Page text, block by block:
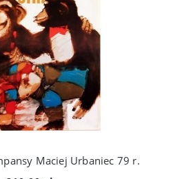
Maciej Urbaniec 79 r.